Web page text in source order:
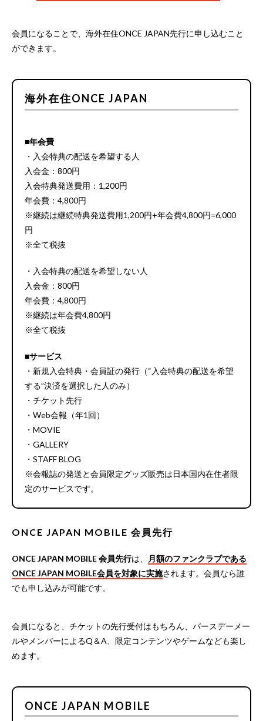
会員になることで、海外在住ONCE JAPAN先行に申し込むこと
ができます。
海外在住ONCE JAPAN
■年会費
・入会特典の配送を希望する人
入会金：800円
入会特典発送費用：1,200円
年会費：4,800円
※継続は継続特典発送費用1,200円+年会費4,800円=6,000
円
※全て税抜
・入会特典の配送を希望しない人
入会金：800円
年会費：4,800円
※継続は年会費4,800円
※全て税抜
■サービス
・新規入会特典・会員証の発行（“入会特典の配送を希望
する”決済を選択した人のみ）
・チケット先行
・Web会報（年1回）
・MOVIE
・GALLERY
・STAFF BLOG
※会報誌の発送と会員限定グッズ販売は日本国内在住者限
定のサービスです。
ONCE JAPAN MOBILE 会員先行
ONCE JAPAN MOBILE 会員先行は、
月額のファンクラブである
ONCE JAPAN MOBILE会員を対象に実施されます。会員なら誰
でも申し込みが可能です。
会員になると、チケットの先行受付はもちろん、バースデーメー
ルやメンバーによるQ＆A、限定コンテンツやゲームなども楽し
めます。
ONCE JAPAN MOBILE